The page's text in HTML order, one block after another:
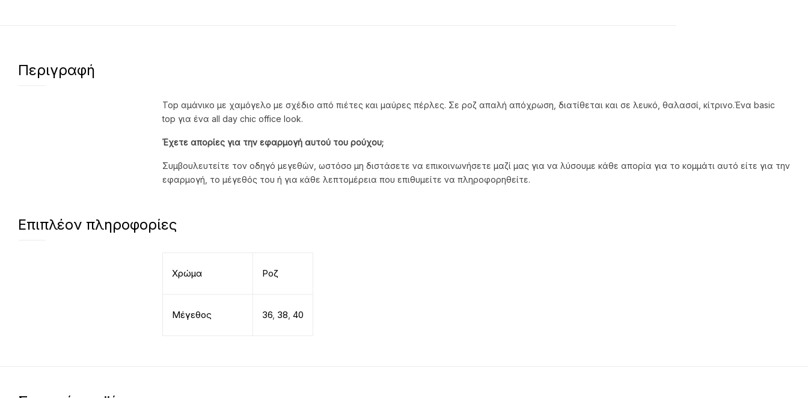
Περιγραφή
Top αμάνικο με χαμόγελο με σχέδιο από πιέτες και μαύρες πέρλες. Σε ροζ απαλή απόχρωση, διατίθεται και σε λευκό, θαλασσί, κίτρινο.Ένα basic
top για ένα all day chic office look.
Έχετε απορίες για την εφαρμογή αυτού του ρούχου;
Συμβουλευτείτε τον οδηγό μεγεθών, ωστόσο μη διστάσετε να επικοινωνήσετε μαζί μας για να λύσουμε κάθε απορία για το κομμάτι αυτό είτε για την
εφαρμογή, το μέγεθός του ή για κάθε λεπτομέρεια που επιθυμείτε να πληροφορηθείτε.
Επιπλέον πληροφορίες
Χρώμα Ροζ
Μέγεθος 36, 38, 40